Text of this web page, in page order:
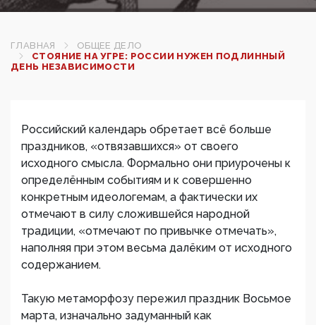
ГЛАВНАЯ
ОБЩЕЕ ДЕЛО
СТОЯНИЕ НА УГРЕ: РОССИИ НУЖЕН ПОДЛИННЫЙ
ДЕНЬ НЕЗАВИСИМОСТИ
Российский календарь обретает всё больше
праздников, «отвязавшихся» от своего
исходного смысла. Формально они приурочены к
определённым событиям и к совершенно
конкретным идеологемам, а фактически их
отмечают в силу сложившейся народной
традиции, «отмечают по привычке отмечать»,
наполняя при этом весьма далёким от исходного
содержанием.
Такую метаморфозу пережил праздник Восьмое
марта, изначально задуманный как